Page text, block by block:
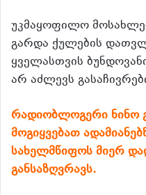
უკმაყოფილო
გარდა ქულების
ყველასთვის
არ აძლევს
რადიობლოგერი ნინო
მოგიყვებათ
სახელმწიფოს მიერ
განსაზღვრავს.